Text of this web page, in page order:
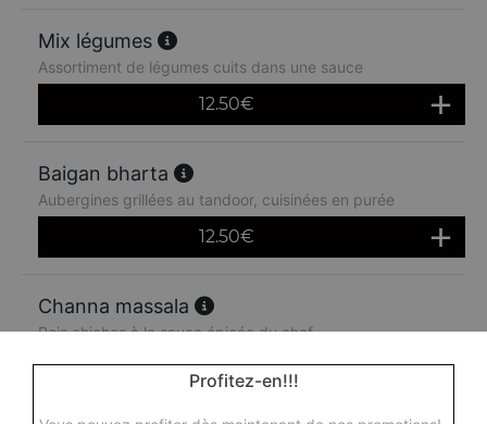
Mix légumes
Assortiment de légumes cuits dans une sauce
12.50€
Baigan bharta
Aubergines grillées au tandoor, cuisinées en purée
12.50€
Channa massala
Pois chiches à la sauce épicée du chef
12.50€
Profitez-en!!!